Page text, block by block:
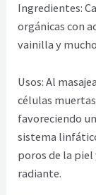
Ingredientes:
orgánicas con
vainilla y
Usos: Al
células
favoreciendo
sistema
poros de la piel
radiante.